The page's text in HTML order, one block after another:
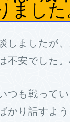
ました
しましたが
不安でした
つも戦って
かり話すよ